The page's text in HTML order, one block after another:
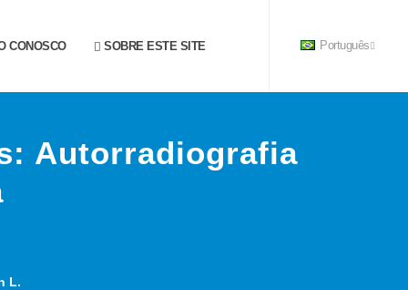
CONOSCO SOBRE ESTE SITE Português
Autorradiografia
L.